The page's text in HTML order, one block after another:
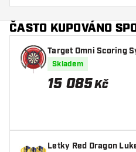
ČASTO KUPOVÁNO
Target Omni Scoring
coreboard
Skladem
15 085Kč
Letky Red Dragon